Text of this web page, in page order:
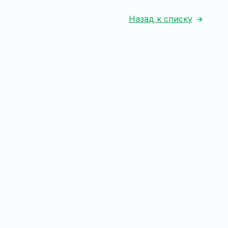
Назад к списку